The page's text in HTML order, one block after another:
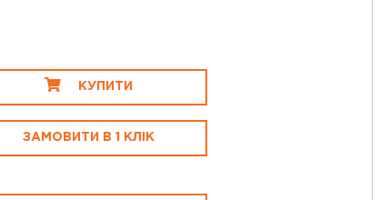
КУПИТИ
ЗАМОВИТИ В 1 КЛІК